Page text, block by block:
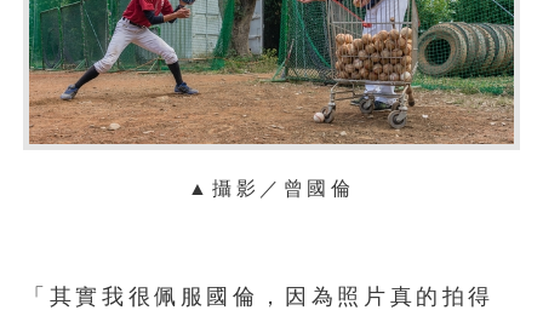
▲攝影／曾國倫
「其實我很佩服國倫，因為照片真的拍得